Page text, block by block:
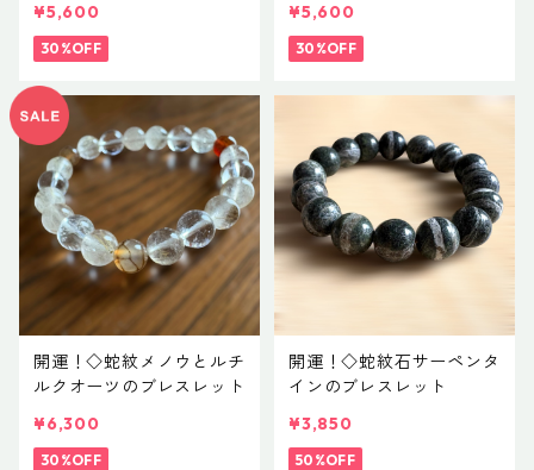
¥5,600
30%OFF
¥5,600
30%OFF
開運！◇蛇紋メノウとルチ
ルクオーツのブレスレット
¥6,300
30%OFF
開運！◇蛇紋石サーペンタ
インのブレスレット
¥3,850
50%OFF